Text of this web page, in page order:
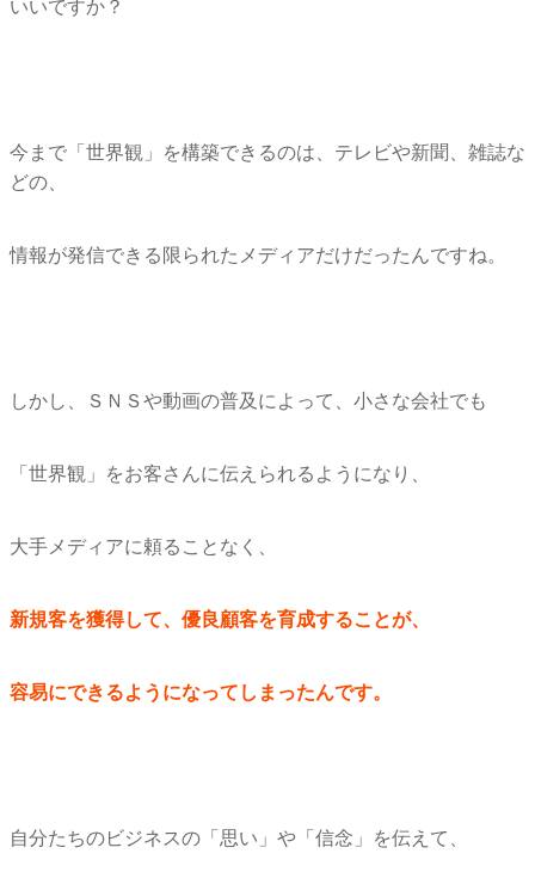
いいですか？
今まで「世界観」を構築できるのは、テレビや新聞、雑誌な
どの、
情報が発信できる限られたメディアだけだったんですね。
しかし、ＳＮＳや動画の普及によって、小さな会社でも
「世界観」をお客さんに伝えられるようになり、
大手メディアに頼ることなく、
新規客を獲得して、優良顧客を育成することが、
容易にできるようになってしまったんです。
自分たちのビジネスの「思い」や「信念」を伝えて、